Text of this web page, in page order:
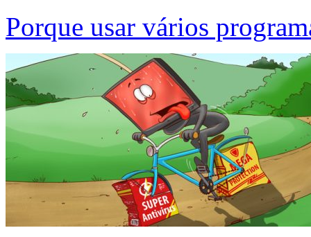
Porque usar vários